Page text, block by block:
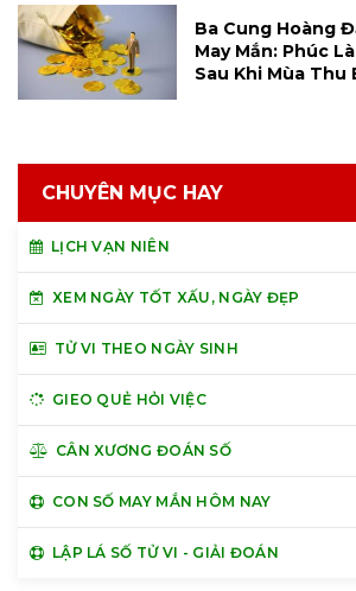
Ba Cung Hoàng
May Mắn: Phúc
Sau Khi Mùa Thu
CHUYÊN MỤC HAY
LỊCH VẠN NIÊN
XEM NGÀY TỐT XẤU, NGÀY ĐẸP
TỬ VI THEO NGÀY SINH
GIEO QUẺ HỎI VIỆC
CÂN XƯƠNG ĐOÁN SỐ
CON SỐ MAY MẮN HÔM NAY
LẬP LÁ SỐ TỬ VI - GIẢI ĐOÁN